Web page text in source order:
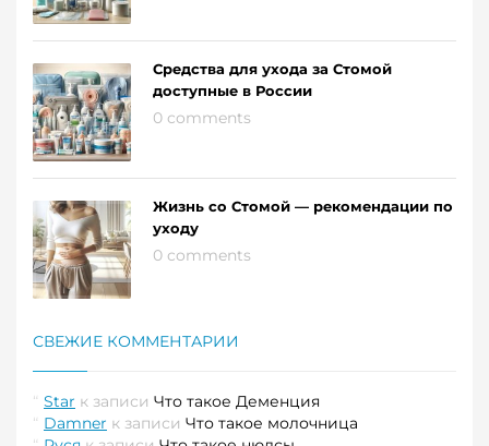
Средства для ухода за Стомой
доступные в России
0 comments
Жизнь со Стомой — рекомендации по
уходу
0 comments
СВЕЖИЕ КОММЕНТАРИИ
Star к записи Что такое Деменция
Damner к записи Что такое молочница